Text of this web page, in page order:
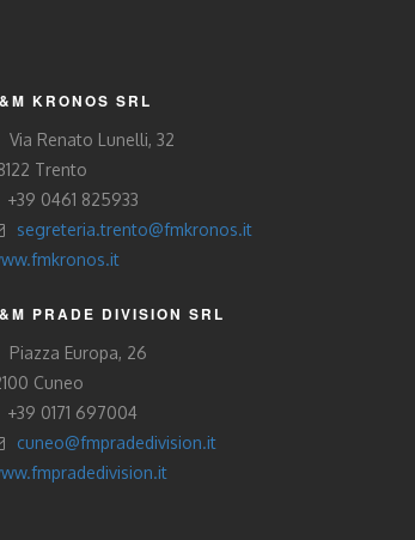
KRONOS SRL
Via Renato Lunelli, 32
Trento
+39 0461 825933
segreteria.trento@fmkronos.it
PRADE DIVISION SRL
Piazza Europa, 26
Cuneo
+39 0171 697004
cuneo@fmpradedivision.it